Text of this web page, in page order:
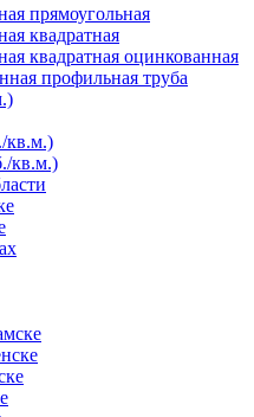
прямоугольная
квадратная
квадратная оцинкованная
профильная труба
кв.м.)
кв.м.)